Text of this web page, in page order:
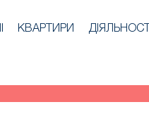
КВАРТИРИ ДІЯЛЬНОСТІ